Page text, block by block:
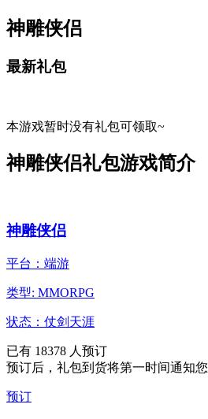
神雕侠侣
最新礼包
本游戏暂时没有礼包可领取~
神雕侠侣礼包游戏简介
神雕侠侣
平台：端游
类型: MMORPG
状态：仗剑天涯
已有 18378 人预订
预订后，礼包到货将第一时间通知您
预订